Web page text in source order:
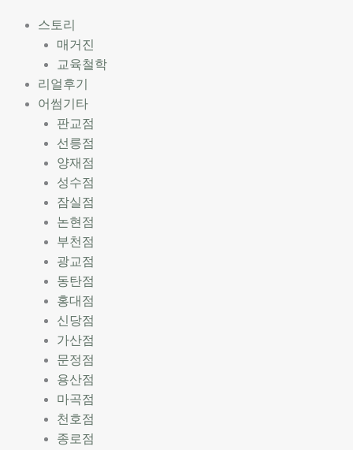
스토리
매거진
교육철학
리얼후기
어썸기타
판교점
선릉점
양재점
성수점
잠실점
논현점
부천점
광교점
동탄점
홍대점
신당점
가산점
문정점
용산점
마곡점
천호점
종로점